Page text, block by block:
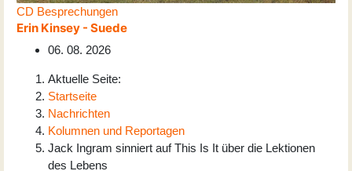
CD Besprechungen
Erin Kinsey - Suede
06. 08. 2026
Aktuelle Seite:
Startseite
Nachrichten
Kolumnen und Reportagen
Jack Ingram sinniert auf This Is It über die Lektionen
des Lebens